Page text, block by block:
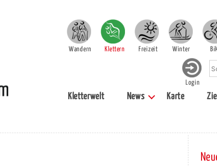
Wandern Klettern Freizeit Winter
Login
Kletterwelt News Karte